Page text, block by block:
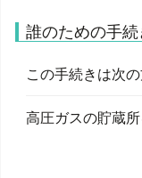
誰のための手
この手続きは次
高圧ガスの貯蔵